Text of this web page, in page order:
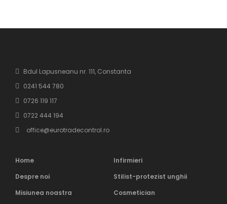
Bdul Lapusneanu nr. 111, Constanta
0241 544 780
0726 119 117
0722 444 194
office@eurotradecontrol.ro
Home
Despre noi
Misiunea noastra
Infirmieri
Stilist-protezist unghii
Cosmetician